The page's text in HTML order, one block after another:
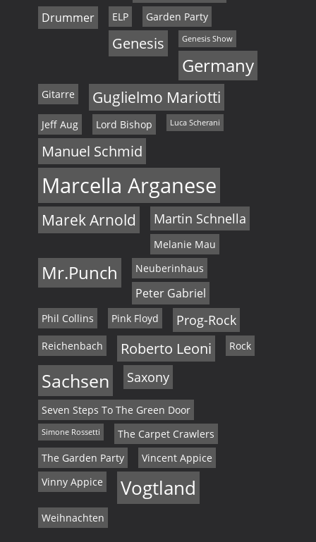
Drummer ELP Garden Party
Genesis Genesis Show
Germany
Gitarre Guglielmo Mariotti
Jeff Aug Lord Bishop Luca Scherani
Manuel Schmid
Marcella Arganese
Marek Arnold Martin Schnella
Melanie Mau
Mr.Punch Neuberinhaus
Peter Gabriel
Phil Collins Pink Floyd Prog-Rock
Reichenbach Roberto Leoni Rock
Sachsen Saxony
Seven Steps To The Green Door
Simone Rossetti
The Carpet Crawlers
The Garden Party
Vincent Appice
Vinny Appice
Vogtland
Weihnachten